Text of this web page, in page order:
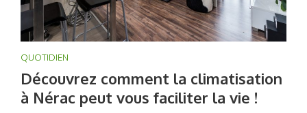
QUOTIDIEN
Découvrez comment la climatisation
à Nérac peut vous faciliter la vie !